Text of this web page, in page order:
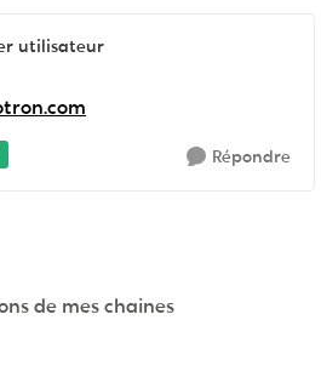
utilisateur
Répondre
de mes chaines